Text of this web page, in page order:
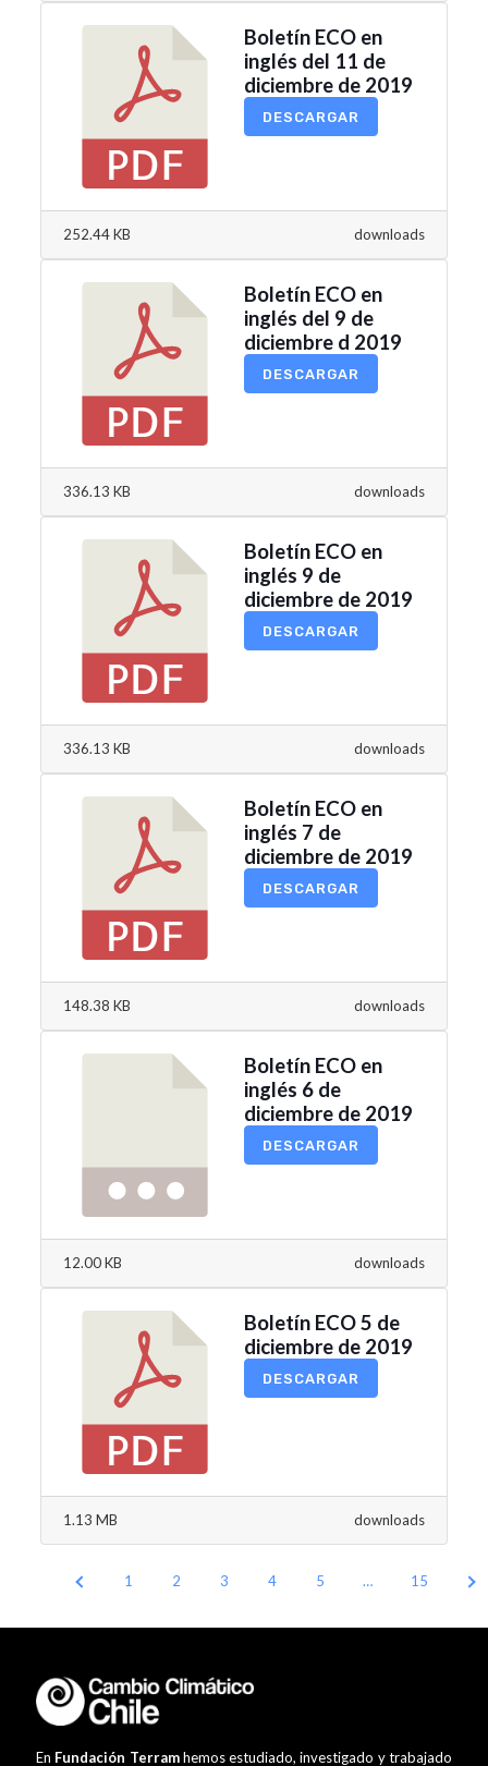
Boletín ECO en
inglés del 11 de
diciembre de 2019
DESCARGAR
downloads
252.44 KB
Boletín ECO en
inglés del 9 de
diciembre d 2019
DESCARGAR
downloads
336.13 KB
Boletín ECO en
inglés 9 de
diciembre de 2019
DESCARGAR
downloads
336.13 KB
Boletín ECO en
inglés 7 de
diciembre de 2019
DESCARGAR
downloads
148.38 KB
Boletín ECO en
inglés 6 de
diciembre de 2019
DESCARGAR
downloads
12.00 KB
Boletín ECO 5 de
diciembre de 2019
DESCARGAR
downloads
1.13 MB
1 2 3 4 5 … 15
En Fundación Terramhemos estudiado, investigado y trabajado